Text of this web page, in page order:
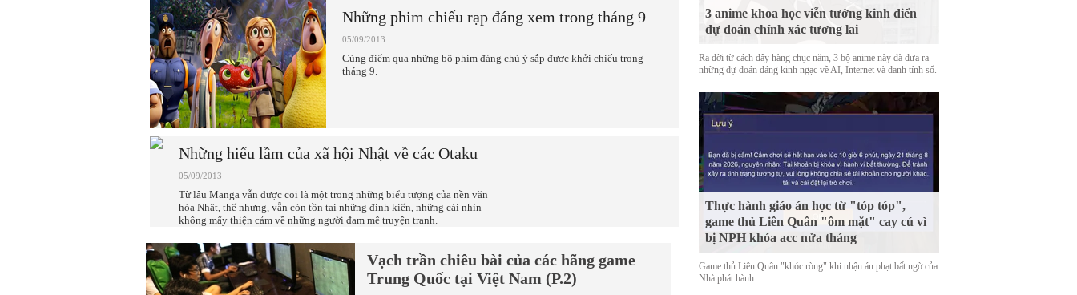
Những phim chiếu rạp đáng xem trong tháng 9
05/09/2013
Cùng điểm qua những bộ phim đáng chú ý sắp được khởi chiếu trong
tháng 9.
Những hiểu lầm của xã hội Nhật về các Otaku
05/09/2013
Từ lâu Manga vẫn được coi là một trong những biểu tượng của nền văn
hóa Nhật, thế nhưng, vẫn còn tồn tại những định kiến, những cái nhìn
không mấy thiện cảm về những người đam mê truyện tranh.
Vạch trần chiêu bài của các hãng game
Trung Quốc tại Việt Nam (P.2)
3 anime khoa học viễn tưởng kinh điển
dự đoán chính xác tương lai
Ra đời từ cách đây hàng chục năm, 3 bộ anime này đã đưa ra
những dự đoán đáng kinh ngạc về AI, Internet và danh tính số.
Thực hành giáo án học từ "tóp tóp",
game thủ Liên Quân "ôm mặt" cay cú vì
bị NPH khóa acc nửa tháng
Game thủ Liên Quân "khóc ròng" khi nhận án phạt bất ngờ của
Nhà phát hành.